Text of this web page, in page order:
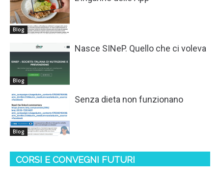
Blog
Blog
Nasce SINeP. Quello che ci voleva
Blog
Senza dieta non funzionano
CORSI E CONVEGNI FUTURI